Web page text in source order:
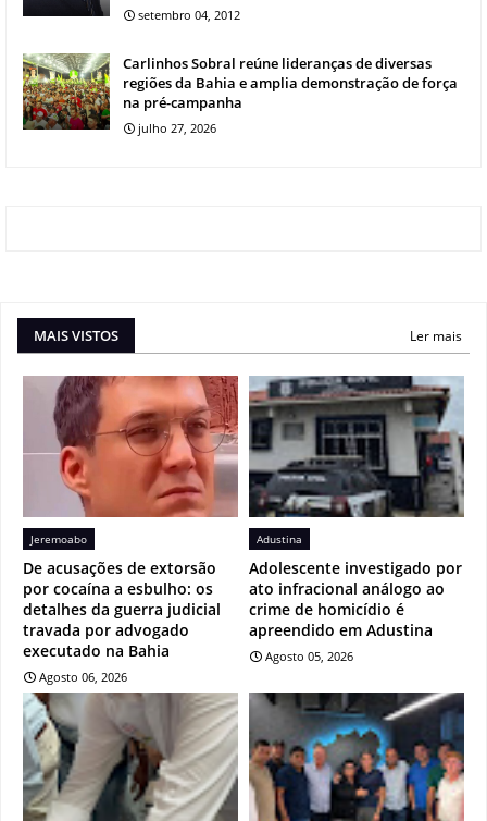
setembro 04, 2012
Carlinhos Sobral reúne lideranças de diversas
regiões da Bahia e amplia demonstração de força
na pré-campanha
julho 27, 2026
MAIS VISTOS Ler mais
Jeremoabo
De acusações de extorsão
por cocaína a esbulho: os
detalhes da guerra judicial
travada por advogado
executado na Bahia
Agosto 06, 2026
Adustina
Adolescente investigado por
ato infracional análogo ao
crime de homicídio é
apreendido em Adustina
Agosto 05, 2026